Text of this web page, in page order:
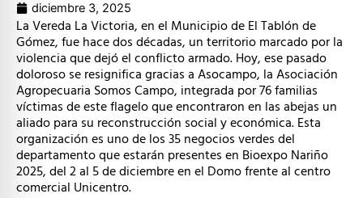
diciembre 3, 2025
La Vereda La Victoria, en el Municipio de El Tablón de
Gómez, fue hace dos décadas, un territorio marcado por la
violencia que dejó el conflicto armado. Hoy, ese pasado
doloroso se resignifica gracias a Asocampo, la Asociación
Agropecuaria Somos Campo, integrada por 76 familias
víctimas de este flagelo que encontraron en las abejas un
aliado para su reconstrucción social y económica. Esta
organización es uno de los 35 negocios verdes del
departamento que estarán presentes en Bioexpo Nariño
2025, del 2 al 5 de diciembre en el Domo frente al centro
comercial Unicentro.